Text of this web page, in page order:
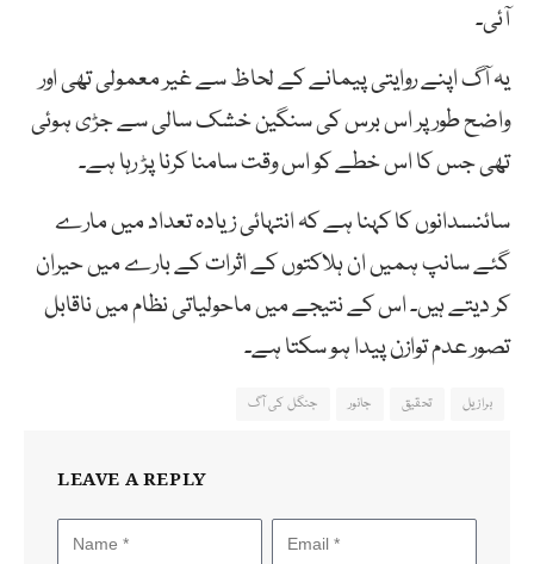
آئی۔
یہ آگ اپنے روایتی پیمانے کے لحاظ سے غیر معمولی تھی اور
واضح طور پر اس برس کی سنگین خشک سالی سے جڑی ہوئی
تھی جس کا اس خطے کو اس وقت سامنا کرنا پڑ رہا ہے۔
سائنسدانوں کا کہنا ہے کہ انتہائی زیادہ تعداد میں مارے
گئے سانپ ہمیں ان ہلاکتوں کے اثرات کے بارے میں حیران
کر دیتے ہیں۔ اس کے نتیجے میں ماحولیاتی نظام میں ناقابل
تصور عدم توازن پیدا ہو سکتا ہے۔
برازیل تحقیق جانور جنگل کی آگ
LEAVE A REPLY